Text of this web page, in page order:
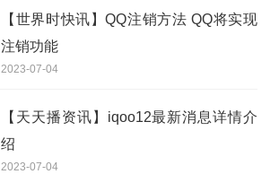
【世界时快讯】QQ注销方法 QQ将实现
注销功能
2023-07-04
【天天播资讯】iqoo12最新消息详情介
绍
2023-07-04